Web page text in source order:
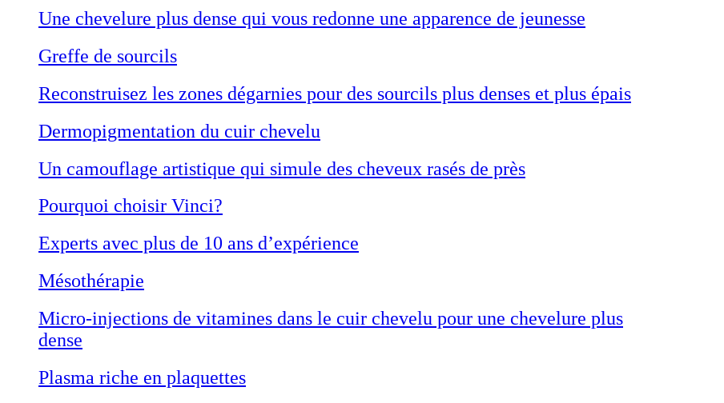
Une chevelure plus dense qui vous redonne une apparence de jeunesse
Greffe de sourcils
Reconstruisez les zones dégarnies pour des sourcils plus denses et plus épais
Dermopigmentation du cuir chevelu
Un camouflage artistique qui simule des cheveux rasés de près
Pourquoi choisir Vinci?
Experts avec plus de 10 ans d’expérience
Mésothérapie
Micro-injections de vitamines dans le cuir chevelu pour une chevelure plus
dense
Plasma riche en plaquettes